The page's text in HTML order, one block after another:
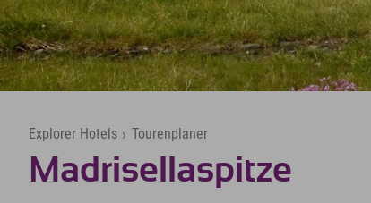
Explorer Hotels › Tourenplaner
Madrisellaspitze